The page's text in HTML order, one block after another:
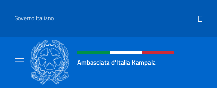
Governo Italiano IT
Intestazione sito, social e menù
Ambasciata d'Italia Kampala